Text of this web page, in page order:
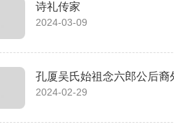
诗礼传家
2024-03-09
孔厦吴氏始祖念六郎公后裔
2024-02-29